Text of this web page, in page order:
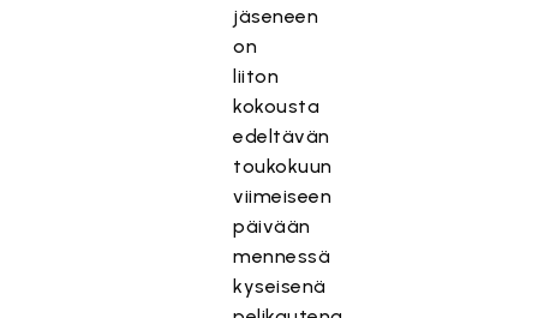
jäseneen
on
liiton
kokousta
edeltävän
toukokuun
viimeiseen
päivään
mennessä
kyseisenä